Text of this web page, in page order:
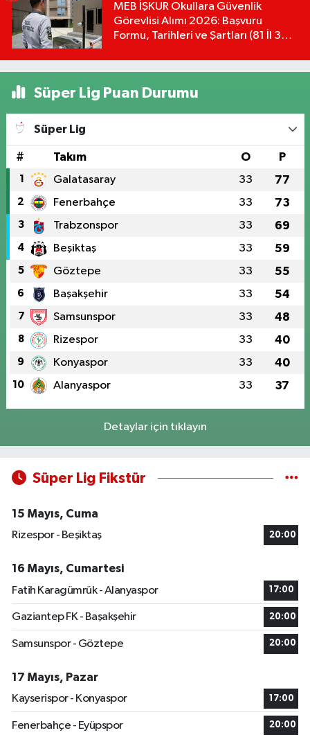
MEB İŞKUR Okullara Güvenlik
Görevlisi Alımı 2026: Başvuru
Formu, Tarihleri ve Şartları (81 İl 30
Süper Lig Puan Durumu
Süper Lig
# Takım O P
1 Galatasaray 33 77
2 Fenerbahçe 33 73
3 Trabzonspor 33 69
4 Beşiktaş 33 59
5 Göztepe 33 55
6 Başakşehir 33 54
7 Samsunspor 33 48
8 Rizespor 33 40
9 Konyaspor 33 40
10 Alanyaspor 33 37
Detaylar için tıklayın
Süper Lig Fikstür
15 Mayıs, Cuma
Rizespor - Beşiktaş
20:00
16 Mayıs, Cumartesi
Fatih Karagümrük - Alanyaspor
17:00
Gaziantep FK - Başakşehir 20:00
Samsunspor - Göztepe 20:00
17 Mayıs, Pazar
Kayserispor - Konyaspor
17:00
Fenerbahçe - Eyüpspor 20:00